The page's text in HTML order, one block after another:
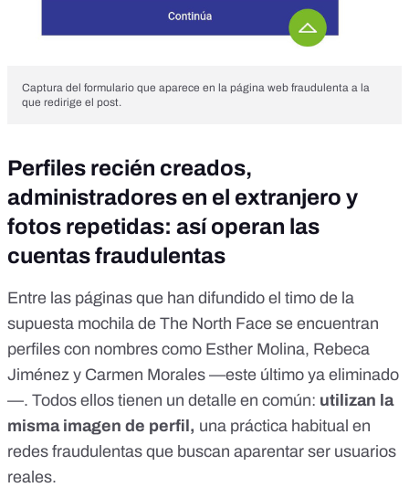
Captura del formulario que aparece en la página web fraudulenta a la
que redirige el post.
Perfiles recién creados,
administradores en el extranjero y
fotos repetidas: así operan las
cuentas fraudulentas
Entre las páginas que han difundido el timo de la
supuesta mochila de The North Face se encuentran
perfiles con nombres como Esther Molina, Rebeca
Jiménez y Carmen Morales —este último ya eliminado
—. Todos ellos tienen un detalle en común: utilizan la
misma imagen de perfil, una práctica habitual en
redes fraudulentas que buscan aparentar ser usuarios
reales.